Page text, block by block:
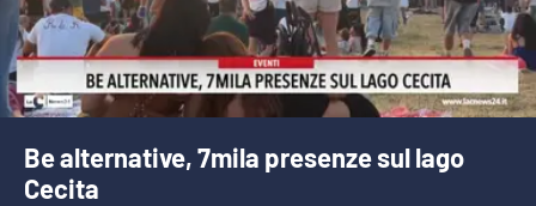
Be alternative, 7mila presenze sul lago
Cecita